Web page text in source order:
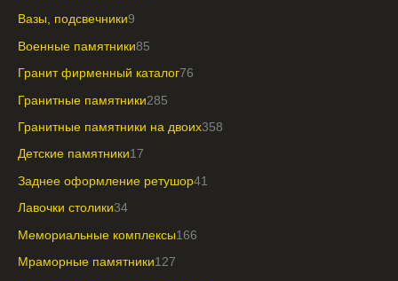
Вазы, подсвечники9
Военные памятники85
Гранит фирменный каталог76
Гранитные памятники285
Гранитные памятники на двоих358
Детские памятники17
Заднее оформление ретушор41
Лавочки столики34
Мемориальные комплексы166
Мраморные памятники127